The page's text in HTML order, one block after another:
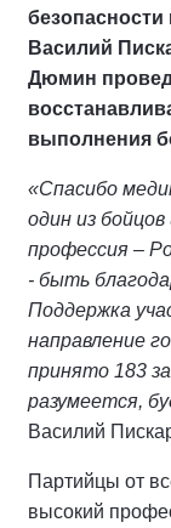
Василий
Дюмин
выполнения
«Спасибо
один из
профессия –
- быть
Поддержка
направление
принято 183
разумеется,
Василий
Партийцы от
высокий